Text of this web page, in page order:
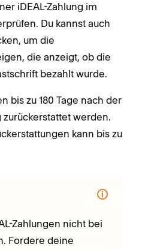
iDEAL-Zahlung im
Du kannst auch
um die
die anzeigt, ob die
bezahlt wurde.
bis zu 180 Tage nach der
werden.
kann bis zu
Zahlungen nicht bei
Fordere deine